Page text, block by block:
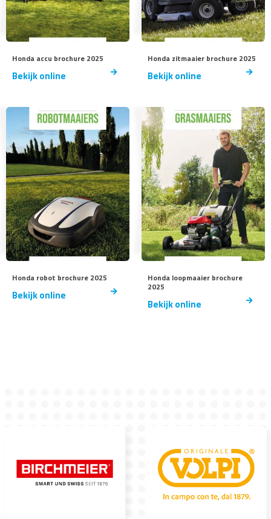
Honda accu brochure 2025
Bekijk online
Honda zitmaaier brochure 2025
Bekijk online
Honda robot brochure 2025
Bekijk online
Honda loopmaaier brochure
2025
Bekijk online